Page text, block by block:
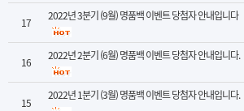
17
2022년 3분기 (9월) 명품백 이벤트 당첨자 안내입니다
16
2022년 2분기 (6월) 명품백 이벤트 당첨자 안내입니다.
15
2022년 1분기 (3월) 명품백 이벤트 당첨자 안내입니다.